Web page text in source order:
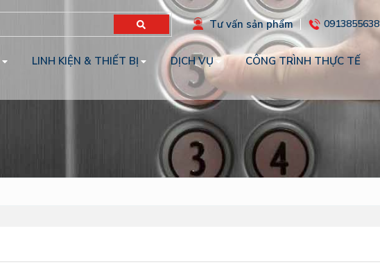
Tư vấn sản phẩm 0913855638
LINH KIỆN & THIẾT BỊ DỊCH VỤ CÔNG TRÌNH THỰC TẾ